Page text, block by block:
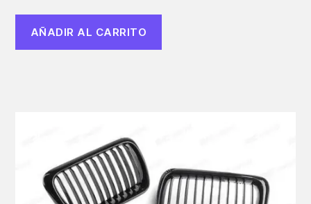
AÑADIR AL CARRITO